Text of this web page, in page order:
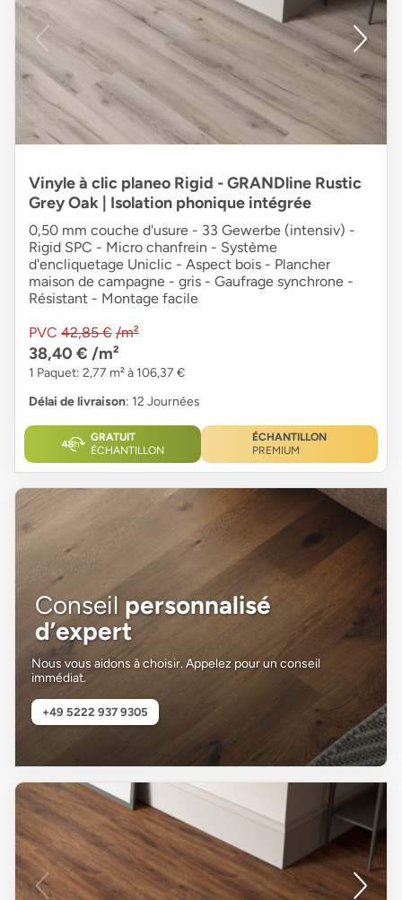
Vinyle à clic planeo Rigid - GRANDline Rustic
Grey Oak | Isolation phonique intégrée
0,50 mm couche d'usure - 33 Gewerbe (intensiv) -
Rigid SPC - Micro chanfrein - Système
d'encliquetage Uniclic - Aspect bois - Plancher
maison de campagne - gris - Gaufrage synchrone -
Résistant - Montage facile
PVC 42,85 € /m²
38,40 € /m²
1 Paquet: 2,77 m² à 106,37 €
Délai de livraison: 12 Journées
GRATUIT
ÉCHANTILLON
ÉCHANTILLON
PREMIUM
Conseil personnalisé
d’expert
Nous vous aidons à choisir. Appelez pour un conseil
immédiat.
+49 5222 937 9305